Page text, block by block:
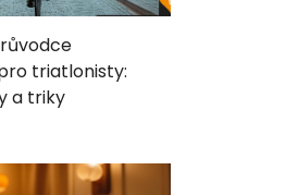
triatlonisty:
a triky